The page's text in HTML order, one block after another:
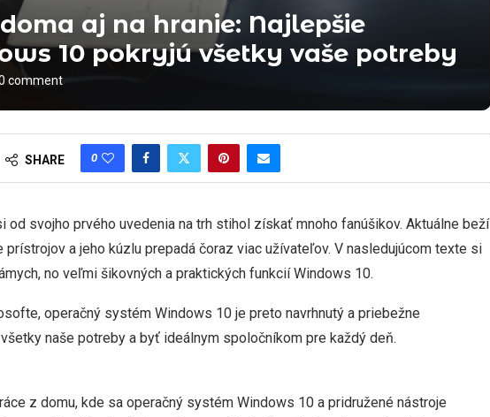
aj na hranie: Najlepšie
10 pokryjú všetky vaše potreby
comment
SHARE 0
svojho prvého uvedenia na trh stihol získať mnoho fanúšikov. Aktuálne beží
a jeho kúzlu prepadá čoraz viac užívateľov. V nasledujúcom texte si
no veľmi šikovných a praktických funkcií Windows 10.
operačný systém Windows 10 je preto navrhnutý a priebežne
naše potreby a byť ideálnym spoločníkom pre každý deň.
z domu, kde sa operačný systém Windows 10 a pridružené nástroje